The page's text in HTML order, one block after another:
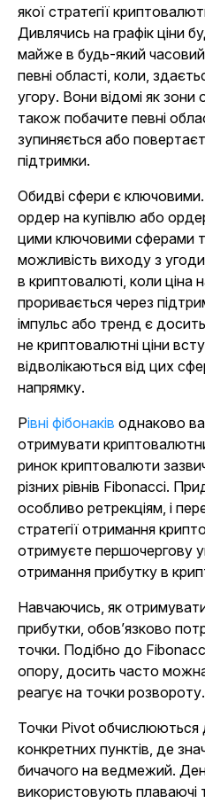
якої стратегії
Дивлячись на графік ціни
майже в будь-який
певні області, коли,
угору. Вони відомі як зони
також побачите певні
зупиняється або
підтримки.
Обидві сфери є
ордер на купівлю або
цими ключовими сферами
можливість виходу з
в криптовалюті, коли ціна
проривається через
імпульс або тренд є
не криптовалютні ціни
відволікаються від цих
напрямку.
Рівні фібонаків однаково
отримувати
ринок криптовалюти
різних рівнів Fibonacci.
особливо ретрекціям, і
стратегії отримання
отримуєте першочергову
отримання прибутку в
Навчаючись, як
прибутки, обов’язково
точки. Подібно до
опору, досить часто
реагує на точки розвороту.
Точки Pivot обчислюються
конкретних пунктів, де
бичачого на ведмежий.
використовують плаваючі